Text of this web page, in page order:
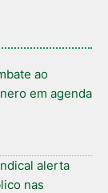
ao
em agenda
alerta
nas